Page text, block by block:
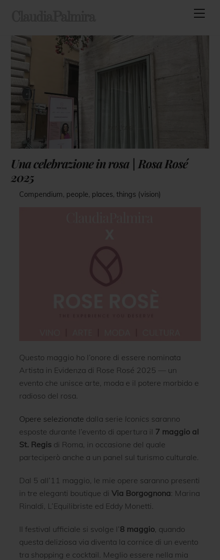
Una celebrazione in rosa | Rosa Rosé
2025
Compendium, people, places, things (vision)
Questo maggio ho l’onore di essere nominata
Artista in Evidenza di Rose Rosé 2025 — un
evento che unisce arte, moda e il potere morbido e
radioso del rosa.
Opere selezionate dalla serie Iconics saranno
esposte durante l’evento di apertura il 7 maggio al
St. Regisdi Roma, in occasione del quale
parteciperò anche a un panel sul turismo culturale.
Dal 5 all’11 maggio, le mie opere saranno presenti
in tre eleganti boutique di Via Borgognona: Marina
Rinaldi, L’Equilibriste ed Eddy Monetti.
Il festival ufficiale si svolge l’8 maggio, quando
questa deliziosa via diventa la cornice di un evento
tra shopping e cocktail. Meglio essere nella mia